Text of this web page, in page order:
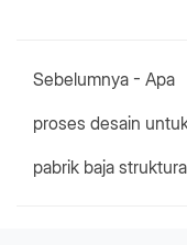
Sebelumnya - Apa
proses desain
pabrik baja